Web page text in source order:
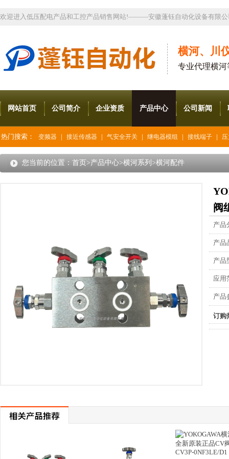
欢迎进入低压配电产品和工控产品销售网站!———安徽蓬钰自动化设备有限公
横河、川
专业代理横
网站首页 公司简介 企业资质 产品中心 公司新闻
热门搜索： 变频器 | 接近传感器 | 气安全开关 | 继电器模组 | 接线端子 |
您当前的位置： 首页>产品中心>横河系列 >横河配件
阀
产品
产品
产品
应用
产品
订购